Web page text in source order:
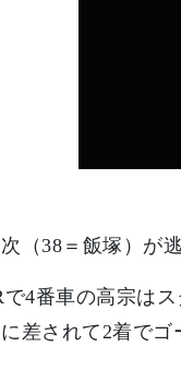
（38＝飯塚）が
で4番車の高宗は
差されて2着でゴ